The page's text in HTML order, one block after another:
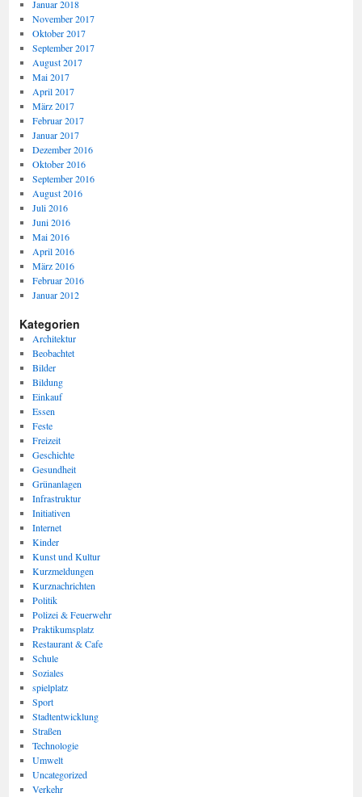
Januar 2018
November 2017
Oktober 2017
September 2017
August 2017
Mai 2017
April 2017
März 2017
Februar 2017
Januar 2017
Dezember 2016
Oktober 2016
September 2016
August 2016
Juli 2016
Juni 2016
Mai 2016
April 2016
März 2016
Februar 2016
Januar 2012
Kategorien
Architektur
Beobachtet
Bilder
Bildung
Einkauf
Essen
Feste
Freizeit
Geschichte
Gesundheit
Grünanlagen
Infrastruktur
Initiativen
Internet
Kinder
Kunst und Kultur
Kurzmeldungen
Kurznachrichten
Politik
Polizei & Feuerwehr
Praktikumsplatz
Restaurant & Cafe
Schule
Soziales
spielplatz
Sport
Stadtentwicklung
Straßen
Technologie
Umwelt
Uncategorized
Verkehr